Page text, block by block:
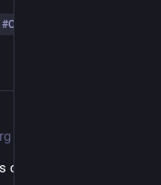
#OpenScience
conferences have of